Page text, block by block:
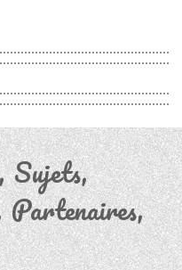
Sujets
Partenaires